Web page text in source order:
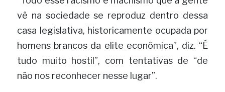
vê na sociedade se reproduz dentro dessa
casa legislativa, historicamente ocupada por
homens brancos da elite econômica”, diz. “É
tudo muito hostil”, com tentativas de “de
não nos reconhecer nesse l ugar”.